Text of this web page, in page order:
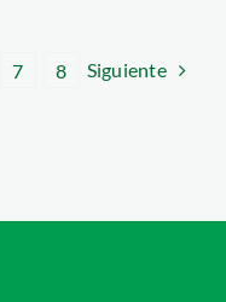
7 8 Siguiente